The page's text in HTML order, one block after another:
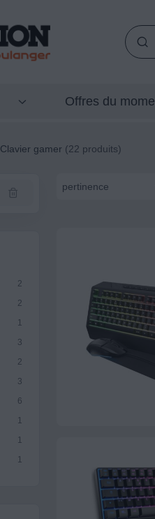
Offres du
Clavier gamer (22 produits)
2
2
1
3
2
3
6
1
1
1
pertinence